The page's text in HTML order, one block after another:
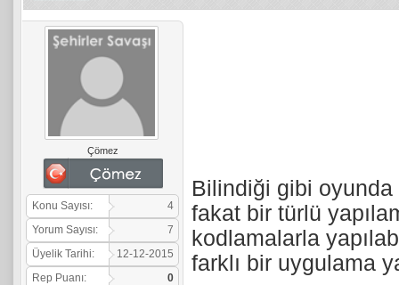
Çömez
Konu Sayısı:
4
Yorum Sayısı:
7
Üyelik Tarihi:
12-12-2015
Rep Puanı:
0
Bilindiği gibi
fakat bir türlü
kodlamalarla
farklı bir uygulama